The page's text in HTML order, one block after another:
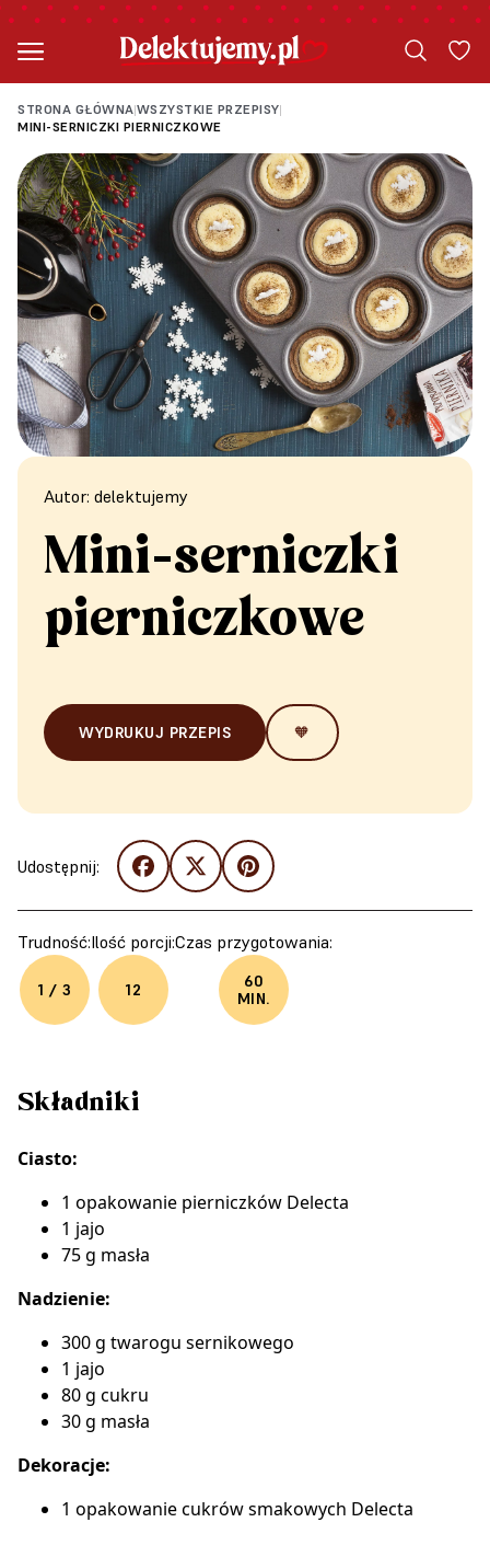
STRONA GŁÓWNA|WSZYSTKIE PRZEPISY|
MINI-SERNICZKI PIERNICZKOWE
Autor: delektujemy
Mini-serniczki
pierniczkowe
WYDRUKUJ PRZEPIS 🧡
Udostępnij:
Trudność:
1 / 3
Ilość porcji:
12
Czas przygotowania:
60
MIN.
Składniki
Ciasto:
1 opakowanie pierniczków Delecta
1 jajo
75 g masła
Nadzienie:
300 g twarogu sernikowego
1 jajo
80 g cukru
30 g masła
Dekoracje:
1 opakowaniecukrów smakowych Delecta